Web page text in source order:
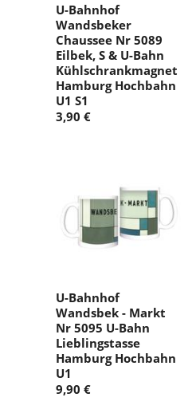
U-Bahnhof
Wandsbeker
Chaussee Nr 5089
Eilbek, S & U-Bahn
Kühlschrankmagnet
Hamburg Hochbahn
U1 S1
3,90 €
U-Bahnhof
Wandsbek - Markt
Nr 5095 U-Bahn
Lieblingstasse
Hamburg Hochbahn
U1
9,90 €